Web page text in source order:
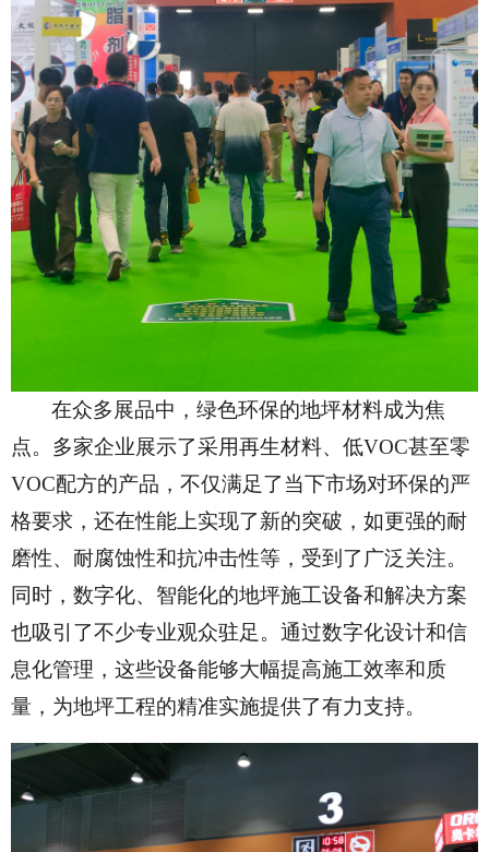
在众多展品中，绿色环保的地坪材料成为焦
点。多家企业展示了采用再生材料、低VOC甚至零
VOC配方的产品，不仅满足了当下市场对环保的严
格要求，还在性能上实现了新的突破，如更强的耐
磨性、耐腐蚀性和抗冲击性等，受到了广泛关注。
同时，数字化、智能化的地坪施工设备和解决方案
也吸引了不少专业观众驻足。通过数字化设计和信
息化管理，这些设备能够大幅提高施工效率和质
量，为地坪工程的精准实施提供了有力支持。